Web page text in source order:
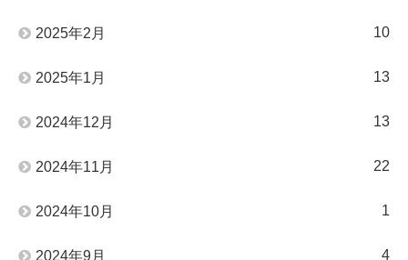
2025年2月 10
2025年1月 13
2024年12月 13
2024年11月 22
2024年10月 1
2024年9月 4